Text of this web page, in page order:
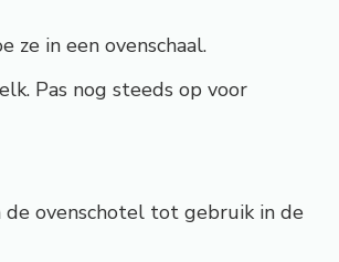
ze in een ovenschaal.
Pas nog steeds op voor
ovenschotel tot gebruik in de